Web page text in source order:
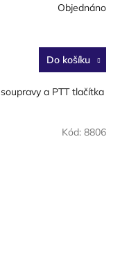
Objednáno
Do košíku
a PTT tlačítka
Kód: 8806